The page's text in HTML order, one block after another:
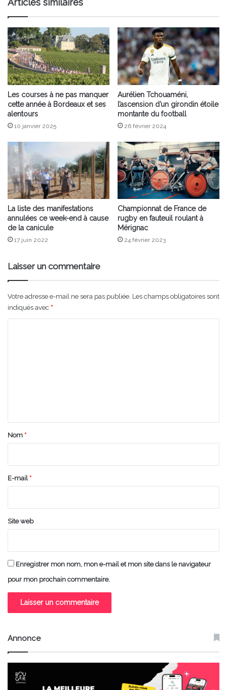
Articles similaires
Les courses à ne pas manquer
cette année à Bordeaux et ses
alentours
10 janvier 2025
Aurélien Tchouaméni,
l’ascension d’un girondin étoile
montante du football
26 février 2024
La liste des manifestations
annulées ce week-end à cause
de la canicule
17 juin 2022
Championnat de France de
rugby en fauteuil roulant à
Mérignac
24 février 2023
Laisser un commentaire
Votre adresse e-mail ne sera pas publiée. Les champs obligatoires sont
indiqués avec *
a
e
Nom *
E-mail *
Site web
Enregistrer mon nom, mon e-mail et mon site dans le navigateur
pour mon prochain commentaire.
Annonce